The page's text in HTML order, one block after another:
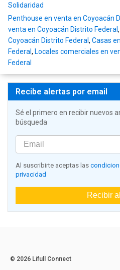
Solidaridad
Penthouse en venta en Coyoacán
venta en Coyoacán Distrito Federal,
Coyoacán Distrito Federal, Casas
Federal, Locales comerciales en
Federal
Recibe alertas por email
Sé el primero en recibir nuevos
búsqueda
Al suscribirte aceptas las
privacidad
Recibir
© 2026 Lifull Connect